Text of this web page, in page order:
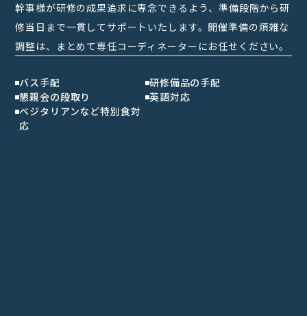
幹事様が研修の成果追求に専念できるよう、準備段階から研
修当日まで一貫してサポートいたします。開催準備の煩雑な
調整は、まとめて専任コーディネーターにお任せください。
バス手配
研修備品の手配
懇親会の段取り
英語対応
ベジタリアンなど特別食対
応